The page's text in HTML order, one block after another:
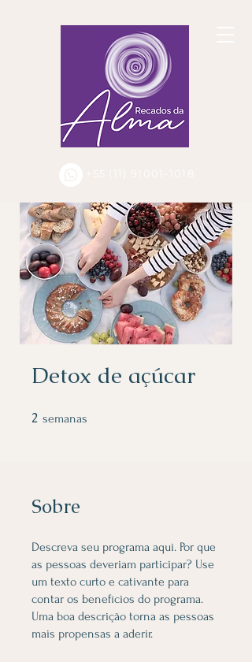
Detox de açúcar
2 semanas
Sobre
Descreva seu programa aqui. Por que
as pessoas deveriam participar? Use
um texto curto e cativante para
contar os benefícios do programa.
Uma boa descrição torna as pessoas
mais propensas a aderir.